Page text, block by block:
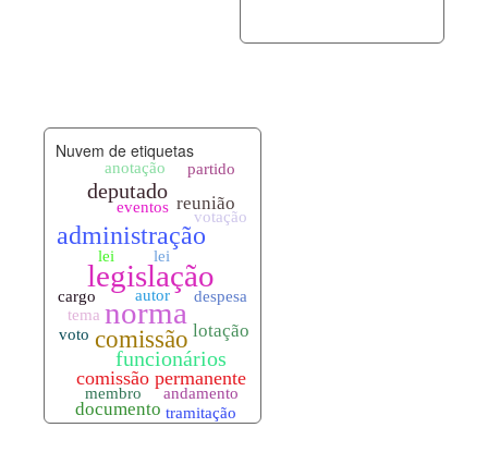
palavras_chave.xml 10-08-
legislacao_norma_anotacoes.xml
Nuvem de etiquetas